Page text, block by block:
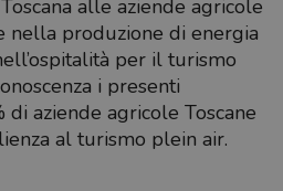
alle aziende agricole
nella produzione di energia
per il turismo
i presenti
aziende agricole Toscane
al turismo plein air.